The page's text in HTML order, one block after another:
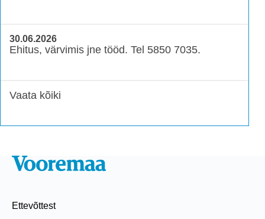
30.06.2026
Ehitus, värvimis jne tööd. Tel 5850 7035.
Vaata kõiki
Ettevõttest